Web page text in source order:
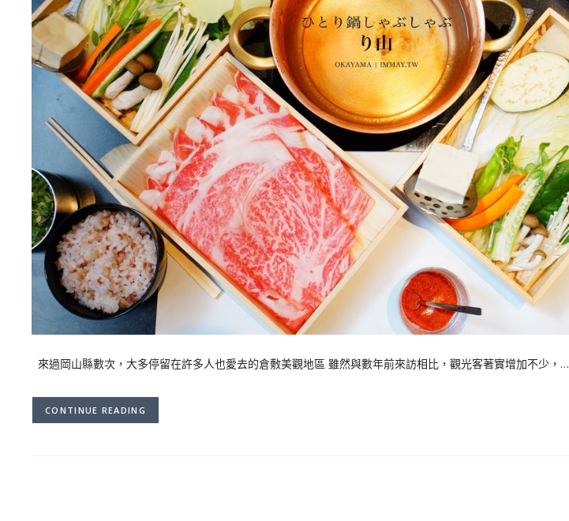
來過岡山縣數次，大多停留在許多人也愛去的倉敷美觀地區 雖然與數年前來訪相比，觀光客著實增加不少，…
CONTINUE READING